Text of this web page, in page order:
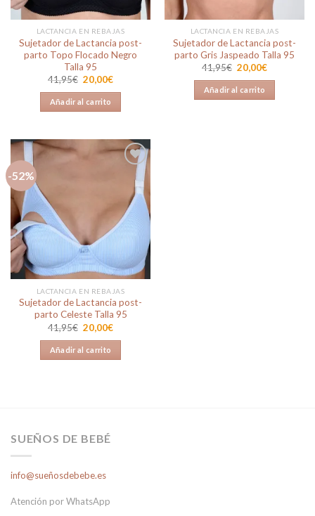
LACTANCIA EN REBAJAS
Sujetador de Lactancia post-
parto Topo Flocado Negro
Talla 95
41,95€ El
precio
original
era:
41,95€.
20,00€El
20,00€.
Añadir al carrito
LACTANCIA EN REBAJAS
Sujetador de Lactancia post-
parto Gris Jaspeado Talla 95
41,95€ El
precio
original
era:
41,95€.
20,00€El
20,00€.
Añadir al carrito
-52%
Añadir
a la
lista de
deseos
LACTANCIA EN REBAJAS
Sujetador de Lactancia post-
parto Celeste Talla 95
41,95€ El
precio
original
era:
41,95€.
20,00€El
20,00€.
Añadir al carrito
SUEÑOS DE BEBÉ
info@sueñosdebebe.es
Atención por WhatsApp